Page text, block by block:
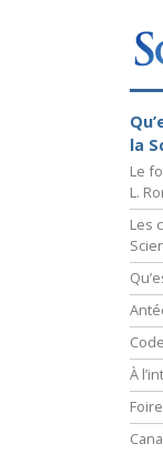
la
Le
L.
Les
À